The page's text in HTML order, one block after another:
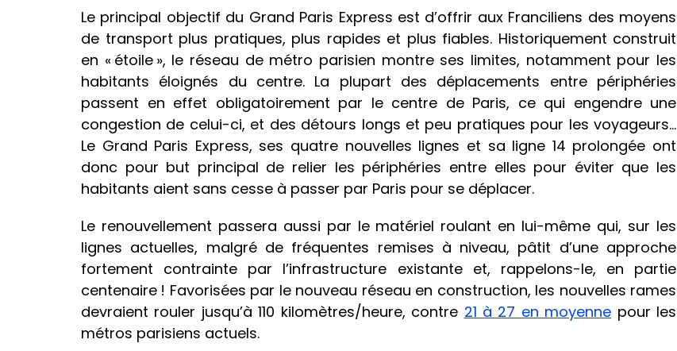
Le principal objectif du Grand Paris Express est d’offrir aux Franciliens des moyens
de transport plus pratiques, plus rapides et plus fiables. Historiquement construit
en « étoile », le réseau de métro parisien montre ses limites, notamment pour les
habitants éloignés du centre. La plupart des déplacements entre périphéries
passent en effet obligatoirement par le centre de Paris, ce qui engendre une
congestion de celui-ci, et des détours longs et peu pratiques pour les voyageurs…
Le Grand Paris Express, ses quatre nouvelles lignes et sa ligne 14 prolongée ont
donc pour but principal de relier les périphéries entre elles pour éviter que les
habitants aient sans cesse à passer par Paris pour se déplacer.
Le renouvellement passera aussi par le matériel roulant en lui-même qui, sur les
lignes actuelles, malgré de fréquentes remises à niveau, pâtit d’une approche
fortement contrainte par l’infrastructure existante et, rappelons-le, en partie
centenaire ! Favorisées par le nouveau réseau en construction, les nouvelles rames
devraient rouler jusqu’à 110 kilomètres/heure, contre 21 à 27 en moyenne pour les
métros parisiens actuels.